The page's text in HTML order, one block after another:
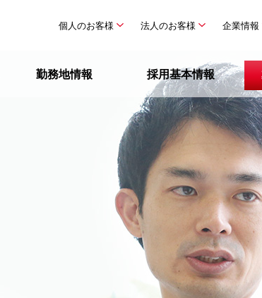
個人のお客様 法人のお客様 企業情報
勤務地情報 採用基本情報